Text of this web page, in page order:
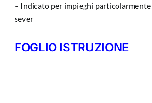
– Indicato per impieghi particolarmente
severi
FOGLIO ISTRUZIONE